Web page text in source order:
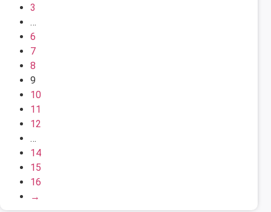
3
…
6
7
8
9
10
11
12
…
14
15
16
→